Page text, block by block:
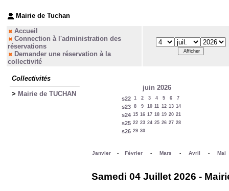
Mairie de Tuchan
Accueil
Connection à l'administration des
réservations
Demander une réservation à la
collectivité
Collectivités
> Mairie de TUCHAN
juin 2026
s22 1 2 3 4 5 6 7
s23 8 9 10 11 12 13 14
s24 15 16 17 18 19 20 21
s25 22 23 24 25 26 27 28
s26 29 30
Janvier- Février- Mars - Avril - Mai
Samedi 04 Juillet 2026 -